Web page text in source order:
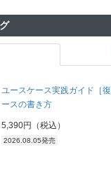
ユースケース実践ガイド［
ースの書き方
5,390円（税込）
2026.08.05発売